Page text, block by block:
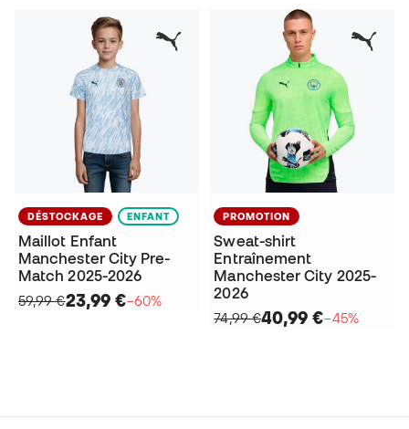
DÉSTOCKAGE ENFANT
Maillot Enfant
Manchester City Pre-
Match 2025-2026
59,99 €23,99 €−60%
PROMOTION
Sweat-shirt
Entraînement
Manchester City 2025-
2026
74,99 €40,99 €−45%